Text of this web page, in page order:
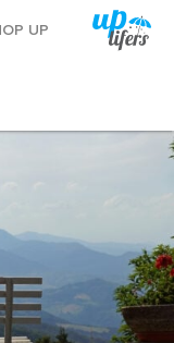
Reklamı Göster
Reklamı Gizle
UP